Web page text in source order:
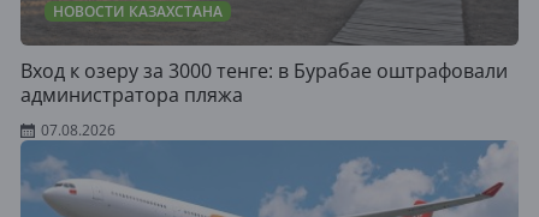
НОВОСТИ КАЗАХСТАНА
Вход к озеру за 3000 тенге: в Бурабае оштрафовали
администратора пляжа
07.08.2026